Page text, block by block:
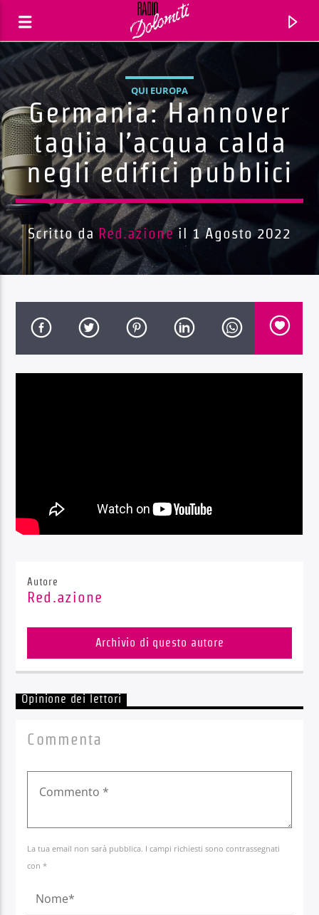
Traccia corrente
QUI EUROPA
Germania: Hannover
taglia l’acqua calda
negli edifici pubblici
Scritto da Red.azioneil 1 Agosto 2022
Autore
Red.azione
Archivio di questo autore
Opinione dei lettori
Commenta
La tua email non sarà pubblica. I campi richiesti sono contrassegnati
con *